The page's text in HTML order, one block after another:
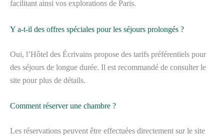
facilitant ainsi vos explorations de Paris.
Y a-t-il des offres spéciales pour les séjours prolongés ?
Oui, l’Hôtel des Écrivains propose des tarifs préférentiels pour
des séjours de longue durée. Il est recommandé de consulter le
site pour plus de détails.
Comment réserver une chambre ?
Les réservations peuvent être effectuées directement sur le site